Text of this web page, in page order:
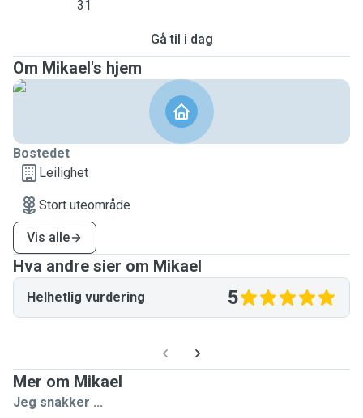
31
Gå til i dag
Om Mikael's hjem
Bostedet
Leilighet
Stort uteområde
Vis alle
Hva andre sier om Mikael
Helhetlig vurdering 5
Mer om Mikael
Jeg snakker ...